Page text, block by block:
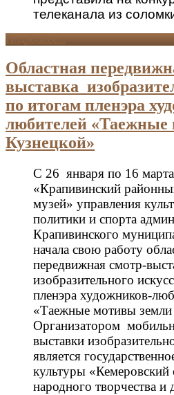
телеканала из
Подробнее...
Областная
выставка
по итогам пленэра
любителей «Таежные
Кузнецкой»
С 26 января по 16
«Крапивинский
музей» управления
политики и спорта
Крапивинского
начала свою работу
передвижная смотр-
изобразительного
пленэра художников-
«Таежные мотивы земли
Организатором
выставки
является
культуры «Кемеровский
народного творчества и